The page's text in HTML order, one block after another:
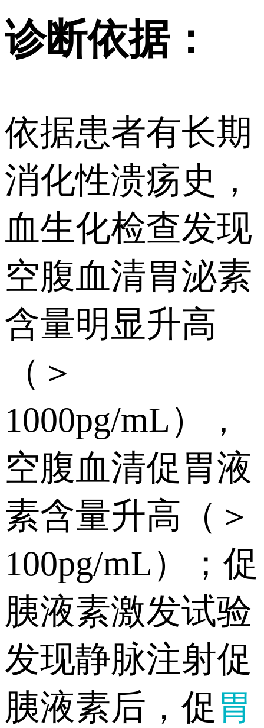
诊断依据：
依据患者有长期
消化性溃疡史，
血生化检查发现
空腹血清胃泌素
含量明显升高
（＞
1000pg/mL），
空腹血清促胃液
素含量升高（＞
100pg/mL）；促
胰液素激发试验
发现静脉注射促
胰液素后，促 胃